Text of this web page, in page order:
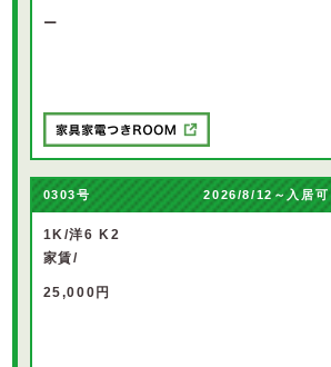
ー
0303号 2026/8/12～入居可
1K/洋6 K2
家賃/
25,000円